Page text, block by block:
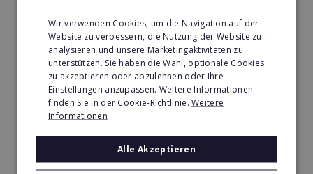
EMS-Equipment. Hier mehr erfahren
Min. Eigenkapital:
5.000€
Merken
Wir verwenden Cookies, um die Navigation auf der
Website zu verbessern, die Nutzung der Website zu
analysieren und unsere Marketingaktivitäten zu
unterstützen. Sie haben die Wahl, optionale Cookies
zu akzeptieren oder abzulehnen oder Ihre
Einstellungen anzupassen. Weitere Informationen
finden Sie in der Cookie-Richtlinie.Weitere
Informationen
Alle Akzeptieren